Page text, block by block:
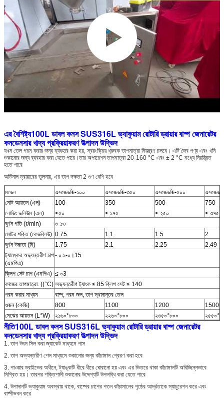
এর বৈশিষ্ট্য100L ডাবল কনস SUS316L ভ্যাকুয়াম রোটারি ড্রায়ার বাষ্প জেনারেটর
কনডেনসার খাদ্য প্রক্রিয়াকরণ উত্পাদন উদ্ভিদ
যখন তেল গরম করার জন্য ব্যবহার করা হয়, স্বয়ংক্রিয় ধ্রুবক তাপমাত্রা নিয়ন্ত্রণ চলবে। এটি জৈব পণ্য এবং খনি
শুকানোর জন্য ব্যবহার করা যেতে পারে।তার অপারেশন তাপমাত্রা 20-160 °C এবং ± 2 °C মধ্যে নিয়ন্ত্রিত
হতে পারে
অর্ডিনাল ড্রায়ারের তুলনায়, এর তাপ দক্ষতা 2 গুণ বেশি হবে
মডেল এসজেডজি-১০০ এসজেডজি-৩৫০ এসজেডজি-৫০০
মোট আয়তন (এল)
100 350 500
750
লোডিং ভলিউম (এল)
≤৫০ ≤ ১৭৫ ≤ ২৫০
≤ ৩৭৫
ঘূর্ণন গতি (r/min)
৩-১৩
মোটর শক্তি (কেডব্লিউ) 0.75 1.1 1.5
2
ঘূর্ণন উচ্চতা (মি)
1.75 2.1 2.25
2.49
ট্যাঙ্কের অভ্যন্তরীণ চাপ
(এমপিএ)
- ০.১-০।15
ক্লিপ সেট চাপ (এমপিএ) ≤ ০3
কাজের তাপমাত্রা. ((°C) অভ্যন্তরীণ ট্যাংক ≤ 85 ক্লিপ সেট ≤ 140
গরম করার মাধ্যম
বাষ্প, গরম জল, তাপ স্থানান্তর তেল
ওজন (কেজি)
800 1100 1200
1500
মেঝের আয়তন (L*W)
২১৬০*৮০০ ২২৬০*৮০০ ২৩৫০*৮০০
নীতি100L ডাবল কনস SUS316L ভ্যাকুয়াম রোটারি ড্রায়ার বাষ্প জেনারেটর
কনডেনসার খাদ্য প্রক্রিয়াকরণ উত্পাদন উদ্ভিদ
1. তাপ উৎস সিল করা জ্যাকেট মাধ্যমে পাস
2. তাপ অভ্যন্তরীণ শেল মাধ্যমে শুকানোর জন্য কাঁচামাল প্রেরণ করা হবে
3. পাওয়ার ড্রাইভের অধীনে, ট্যাঙ্কটি ধীরে ধীরে ঘোরানো হয় এবং এর ভিতরে থাকা কাঁচামালটি অবিচ্ছিন্নভাবে
মিশ্রিত হয়। তারপর শক্তিশালী শুকানোর উদ্দেশ্যটি উপলব্ধি করা যেতে পারে
4. উপাদানটি ভ্যাকুয়াম অবস্থায় থাকে, বাষ্পের চাপের পতন কাঁচামালের পৃষ্ঠের আর্দ্রতাকে স্যাচুরেশন করে এবং
বাষ্পীভবন করে